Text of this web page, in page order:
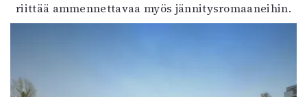
riittää ammennettavaa myös jännitysromaaneihin.